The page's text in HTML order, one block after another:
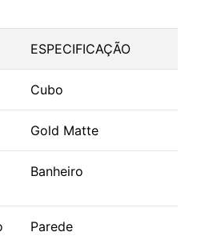
ESPECIFICAÇÃO
Cubo
Gold Matte
Banheiro
Parede